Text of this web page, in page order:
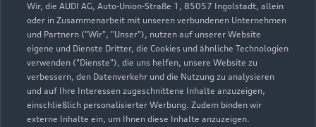
Wir, die AUDI AG, Auto-Union-Straße 1, 85057 Ingolstadt, allein
oder in Zusammenarbeit mit unseren verbundenen Unternehmen
und Partnern ("Wir", "Unser"), nutzen auf unserer Website
eigene und Dienste Dritter, die Cookies und ähnliche Technologien
verwenden ("Dienste"), die uns helfen, unsere Website zu
verbessern, den Datenverkehr und die Nutzung zu analysieren
und auf Ihre Interessen zugeschnittene Inhalte anzuzeigen,
einschließlich personalisierter Werbung. Zudem binden wir
externe Inhalte ein, um Ihnen diese Inhalte anzuzeigen.
Blochmattenstraße 1